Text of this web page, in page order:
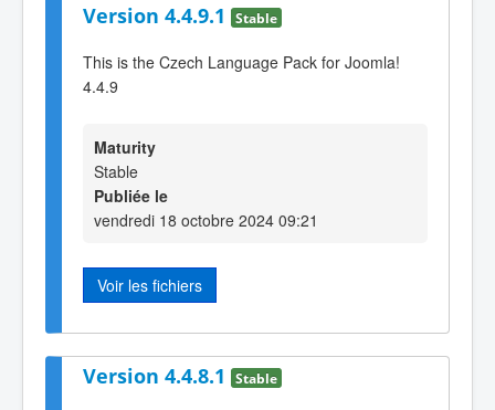
Version 4.4.9.1 Stable
This is the Czech Language Pack for Joomla!
4.4.9
Maturity
Stable
Publiée le
vendredi 18 octobre 2024 09:21
Voir les fichiers
Version 4.4.8.1 Stable